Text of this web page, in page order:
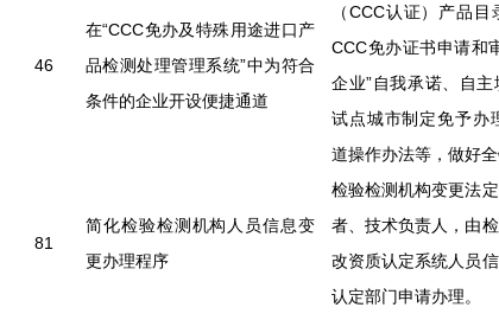
46
在“CCC免办及特殊用途进口产
品检测处理管理系统”中为符合
条件的企业开设便捷通道
（CCC认证）产品
CCC免办证书申请和
企业”自我承诺、自主
试点城市制定免予办
道操作办法等，做好全
81
简化检验检测机构人员信息变
更办理程序
检验检测机构变更法
者、技术负责人，由
改资质认定系统人员
认定部门申请办理。